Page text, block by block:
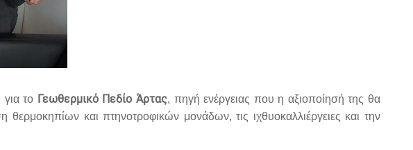
το Γεωθερμικό Πεδίο Άρτας, πηγή ενέργειας που η αξιοποίησή της θα
και πτηνοτροφικών μονάδων, τις ιχθυοκαλλιέργειες και την